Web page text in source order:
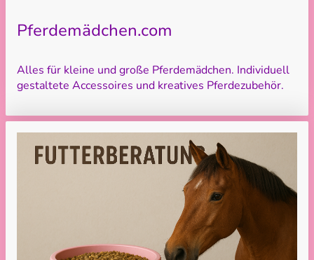
Pferdemädchen.com
Alles für kleine und große Pferdemädchen. Individuell
gestaltete Accessoires und kreatives Pferdezubehör.